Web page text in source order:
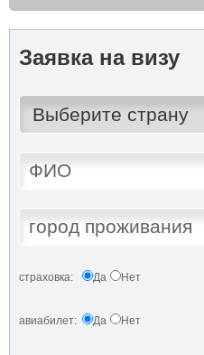
Заявка на визу
страховка: Да Нет
авиабилет: Да Нет